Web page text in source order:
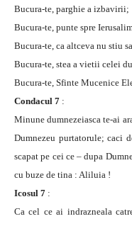
Bucura-te, parghie a izbavirii;
Bucura-te, punte spre
Bucura-te, ca altceva nu stiu
Bucura-te, stea a vietii celei
Bucura-te, Sfinte Mucenice
Condacul 7 :
Minune dumnezeiasca te-ai
Dumnezeu purtatorule; caci
scapat pe cei ce – dupa
cu buze de tina : Aliluia !
Icosul 7 :
Ca cel ce ai indrazneala